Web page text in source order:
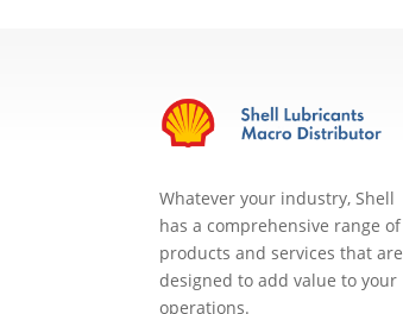
Whatever your industry, Shell
has a comprehensive range of
products and services that are
designed to add value to your
operations.